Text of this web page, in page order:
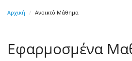
Αρχική Ανοικτό Μάθημα
Εφαρμοσμένα